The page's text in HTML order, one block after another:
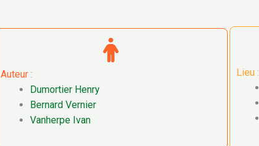
Auteur :
Dumortier Henry
Bernard Vernier
Vanherpe Ivan
Lieu :